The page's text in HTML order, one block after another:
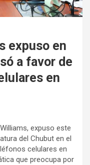
expuso en
a favor de
en
expuso este
del Chubut en el
celulares en
que preocupa por